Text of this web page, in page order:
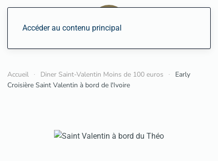
Accéder au contenu principal
Accueil Diner Saint-Valentin Moins de 100 euros
Early
Croisière Saint Valentin à bord de l'Ivoire